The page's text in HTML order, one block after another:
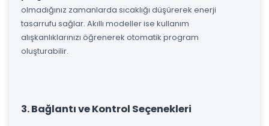
olmadığınız zamanlarda sıcaklığı düşürerek enerji
tasarrufu sağlar. Akıllı modeller ise kullanım
alışkanlıklarınızı öğrenerek otomatik program
oluşturabilir.
3. Bağlantı ve Kontrol Seçenekleri